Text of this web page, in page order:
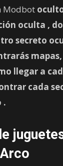
Modbot
oculta ,
secreto
llegar a
cada
.